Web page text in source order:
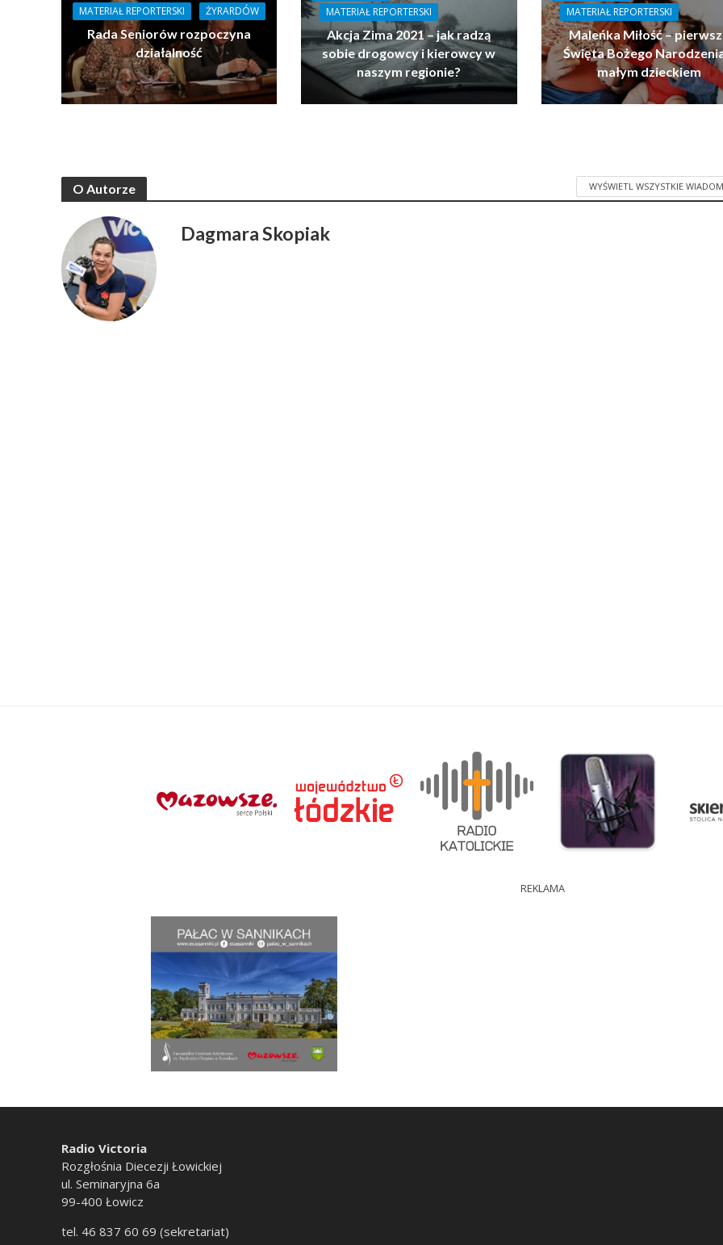
MATERIAŁ REPORTERSKI ŻYRARDÓW
Rada Seniorów rozpoczyna
działalność
MATERIAŁ REPORTERSKI
Akcja Zima 2021 – jak radzą
sobie drogowcy i kierowcy w
naszym regionie?
MATERIAŁ REPORTERSKI
Maleńka Miłość –
Święta Bożego
małym dzieckiem
O Autorze WYŚWIETL WSZYSTKIE
Dagmara Skopiak
REKLAMA
Radio Victoria
Rozgłośnia Diecezji Łowickiej
ul. Seminaryjna 6a
99-400 Łowicz
tel. 46 837 60 69 (sekretariat)